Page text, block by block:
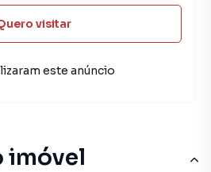
imóvel
visitar
este anúncio